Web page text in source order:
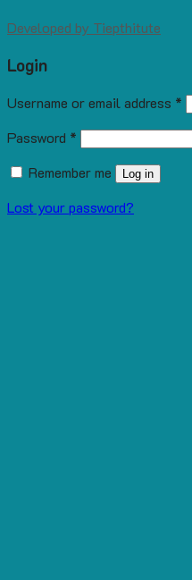
Developed by Tiepthitute
Login
Username or email address *
Password *
Remember me
Log in
Lost your password?